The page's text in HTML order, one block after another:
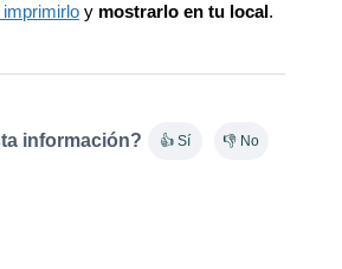
y mostrarlo en tu local.
información? 👍 Sí 👎 No